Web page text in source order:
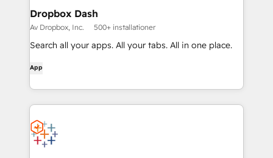
Dropbox Dash
Av Dropbox, Inc. 500+ installationer
Search all your apps. All your tabs. All in one place.
App